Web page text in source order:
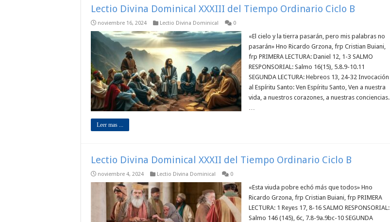
Lectio Divina Dominical XXXIII del Tiempo Ordinario Ciclo B
noviembre 16, 2024 Lectio Divina Dominical 0
«El cielo y la tierra pasarán, pero mis palabras no
pasarán» Hno Ricardo Grzona, frp Cristian Buiani,
frp PRIMERA LECTURA: Daniel 12, 1-3 SALMO
RESPONSORIAL: Salmo 16(15), 5.8.9-10.11
SEGUNDA LECTURA: Hebreos 13, 24-32 Invocación
al Espíritu Santo: Ven Espíritu Santo, Ven a nuestra
vida, a nuestros corazones, a nuestras conciencias.
…
Leer mas ...
Lectio Divina Dominical XXXII del Tiempo Ordinario Ciclo B
noviembre 4, 2024 Lectio Divina Dominical 0
«Esta viuda pobre echó más que todos» Hno
Ricardo Grzona, frp Cristian Buiani, frp PRIMERA
LECTURA: 1 Reyes 17, 8-16 SALMO RESPONSORIAL:
Salmo 146 (145), 6c, 7.8-9a.9bc-10 SEGUNDA